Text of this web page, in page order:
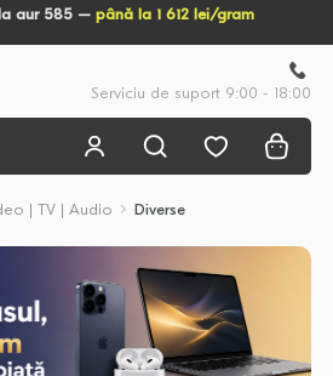
aur 585 – până la 1 612 lei/gram
Serviciu de suport 9:00 - 18:00
| TV | Audio Diverse